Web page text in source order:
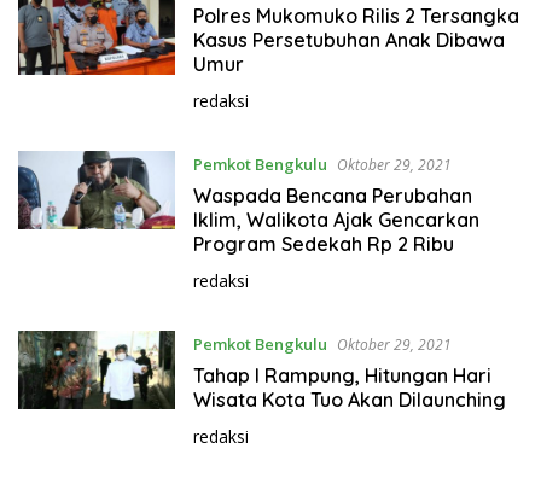
Oktober 29, 2021
Polres Mukomuko Rilis 2 Tersangka
Kasus Persetubuhan Anak Dibawa
Umur
redaksi
Pemkot Bengkulu Oktober 29, 2021
Waspada Bencana Perubahan
Iklim, Walikota Ajak Gencarkan
Program Sedekah Rp 2 Ribu
redaksi
Pemkot Bengkulu Oktober 29, 2021
Tahap I Rampung, Hitungan Hari
Wisata Kota Tuo Akan Dilaunching
redaksi